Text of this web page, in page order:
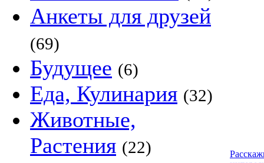
Анкеты для друзей
(69)
Будущее (6)
Еда, Кулинария (32)
Животные,
Растения (22)